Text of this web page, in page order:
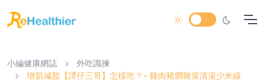
小編健康網誌
外吃識揀
增肌減脂【譚仔三哥】怎樣吃？- 雞肉豬膶雜菜清湯少米線